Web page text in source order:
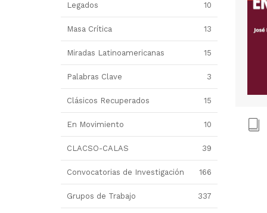
Legados 10
Masa Crítica 13
Miradas Latinoamericanas 15
Palabras Clave 3
Clásicos Recuperados 15
En Movimiento 10
CLACSO-CALAS 39
Convocatorias de Investigación 166
Grupos de Trabajo 337